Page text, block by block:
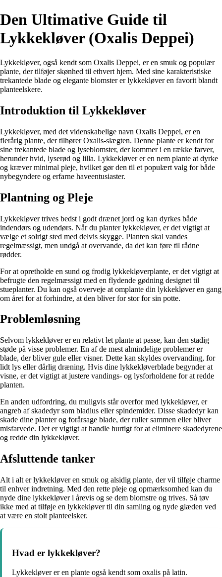
Den Ultimative Guide til
Lykkekløver (Oxalis Deppei)
Lykkekløver, også kendt som Oxalis Deppei, er en smuk og populær
plante, der tilføjer skønhed til ethvert hjem. Med sine karakteristiske
trekantede blade og elegante blomster er lykkekløver en favorit blandt
planteelskere.
Introduktion til Lykkekløver
Lykkekløver, med det videnskabelige navn Oxalis Deppei, er en
flerårig plante, der tilhører Oxalis-slægten. Denne plante er kendt for
sine trekantede blade og lyseblomster, der kommer i en række farver,
herunder hvid, lyserød og lilla. Lykkekløver er en nem plante at dyrke
og kræver minimal pleje, hvilket gør den til et populært valg for både
nybegyndere og erfarne haveentusiaster.
Plantning og Pleje
Lykkekløver trives bedst i godt drænet jord og kan dyrkes både
indendørs og udendørs. Når du planter lykkekløver, er det vigtigt at
vælge et solrigt sted med delvis skygge. Planten skal vandes
regelmæssigt, men undgå at overvande, da det kan føre til rådne
rødder.
For at opretholde en sund og frodig lykkekløverplante, er det vigtigt at
befrugte den regelmæssigt med en flydende gødning designet til
stueplanter. Du kan også overveje at omplante din lykkekløver en gang
om året for at forhindre, at den bliver for stor for sin potte.
Problemløsning
Selvom lykkekløver er en relativt let plante at passe, kan den stadig
støde på visse problemer. En af de mest almindelige problemer er
blade, der bliver gule eller visner. Dette kan skyldes overvanding, for
lidt lys eller dårlig dræning. Hvis dine lykkekløverblade begynder at
visne, er det vigtigt at justere vandings- og lysforholdene for at redde
planten.
En anden udfordring, du muligvis står overfor med lykkekløver, er
angreb af skadedyr som bladlus eller spindemider. Disse skadedyr kan
skade dine planter og forårsage blade, der ruller sammen eller bliver
misfarvede. Det er vigtigt at handle hurtigt for at eliminere skadedyrene
og redde din lykkekløver.
Afsluttende tanker
Alt i alt er lykkekløver en smuk og alsidig plante, der vil tilføje charme
til enhver indretning. Med den rette pleje og opmærksomhed kan du
nyde dine lykkekløver i årevis og se dem blomstre og trives. Så tøv
ikke med at tilføje en lykkekløver til din samling og nyde glæden ved
at være en stolt planteelsker.
Hvad er lykkekløver?
Lykkekløver er en plante også kendt som oxalis på latin.